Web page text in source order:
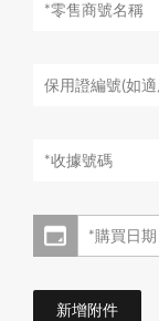
新增附件